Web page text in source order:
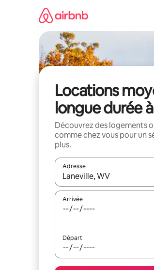
Locations
longue durée
Découvrez des logements
comme chez vous pour un
plus.
Adresse
Lorsque les résultats
Arrivée
Départ